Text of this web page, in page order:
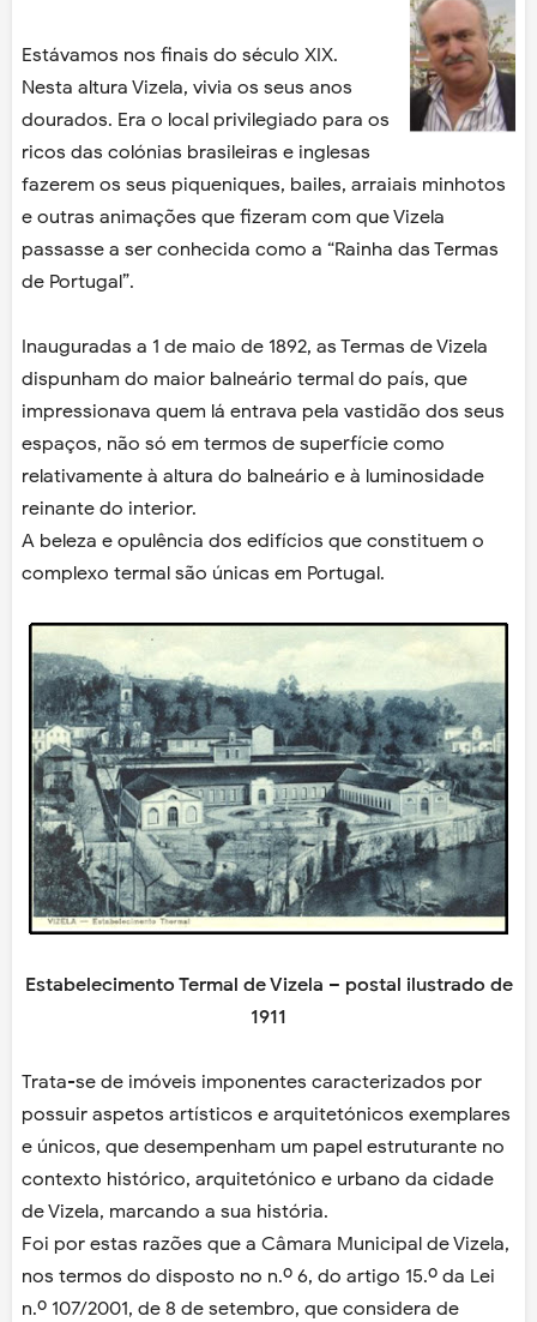
Estávamos nos finais do século XIX.
Nesta altura Vizela, vivia os seus anos
dourados. Era o local privilegiado para os
ricos das colónias brasileiras e inglesas
fazerem os seus piqueniques, bailes, arraiais minhotos
e outras animações que fizeram com que Vizela
passasse a ser conhecida como a “Rainha das Termas
de Portugal”.
Inauguradas a 1 de maio de 1892, as Termas de Vizela
dispunham do maior balneário termal do país, que
impressionava quem lá entrava pela vastidão dos seus
espaços, não só em termos de superfície como
relativamente à altura do balneário e à luminosidade
reinante do interior.
A beleza e opulência dos edifícios que constituem o
complexo termal são únicas em Portugal.
Estabelecimento Termal de Vizela – postal ilustrado de
1911
Trata-se de imóveis imponentes caracterizados por
possuir aspetos artísticos e arquitetónicos exemplares
e únicos, que desempenham um papel estruturante no
contexto histórico, arquitetónico e urbano da cidade
de Vizela, marcando a sua história.
Foi por estas razões que a Câmara Municipal de Vizela,
nos termos do disposto no n.º 6, do artigo 15.º da Lei
n.º 107/2001, de 8 de setembro, que considera de